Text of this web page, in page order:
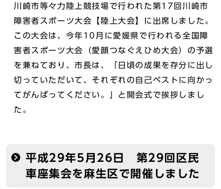
川崎市等々力陸上競技場で行われた第17回川崎市
障害者スポーツ大会【陸上大会】に出席しました。
この大会は、今年10月に愛媛県で行われる全国障
害者スポーツ大会（愛顔つなぐえひめ大会）の予選
を兼ねており、市長は、「日頃の成果を存分に出し
切っていただいて、それぞれの自己ベストに向かっ
てがんばってください。」と開会式で挨拶しまし
た。
平成29年5月26日 第29回区民
車座集会を麻生区で開催しました